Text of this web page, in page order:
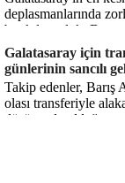
deplasmanlarında
bırakılıyorduk. Bu
bir gerçek. Sane...
Galatasaray için
günlerinin sancılı
Takip edenler, Barış
olası transferiyle
düşüncede